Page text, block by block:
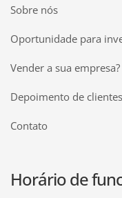
Sobre nós
Oportunidade para
Vender a sua empresa?
Depoimento de
Contato
Horário de